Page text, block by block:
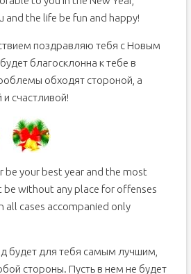
and the life be fun and happy!
поздравляю тебя с Новым
благосклонна к тебе в
обходят стороной, а
счастливой!
be your best year and the most
be without any place for offenses
all cases accompanied only
будет для тебя самым лучшим,
стороны. Пусть в нем не будет